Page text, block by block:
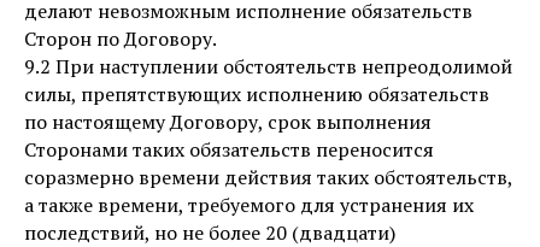
делают невозможным исполнение обязательств
Сторон по Договору.
9.2 При наступлении обстоятельств непреодолимой
силы, препятствующих исполнению обязательств
по настоящему Договору, срок выполнения
Сторонами таких обязательств переносится
соразмерно времени действия таких обстоятельств,
а также времени, требуемого для устранения их
последствий, но не более 20 (двадцати)